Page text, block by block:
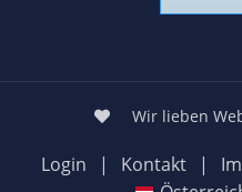
Wir lieben
Login | Kontakt |